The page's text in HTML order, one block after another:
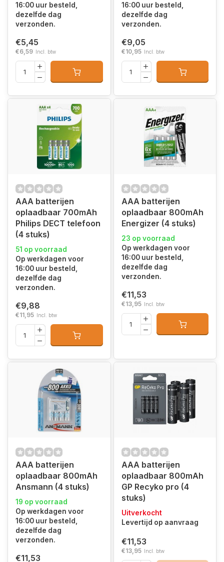
16:00 uur besteld,
dezelfde dag
verzonden.
€5,45
€6,59 Incl. btw
16:00 uur besteld,
dezelfde dag
verzonden.
€9,05
€10,95 Incl. btw
AAA batterijen
oplaadbaar 700mAh
Philips DECT telefoon
(4 stuks)
51 op voorraad
Op werkdagen voor
16:00 uur besteld,
dezelfde dag
verzonden.
€9,88
€11,95 Incl. btw
AAA batterijen
oplaadbaar 800mAh
Energizer (4 stuks)
23 op voorraad
Op werkdagen voor
16:00 uur besteld,
dezelfde dag
verzonden.
€11,53
€13,95 Incl. btw
AAA batterijen
oplaadbaar 800mAh
Ansmann (4 stuks)
19 op voorraad
Op werkdagen voor
16:00 uur besteld,
dezelfde dag
verzonden.
€11,53
AAA batterijen
oplaadbaar 800mAh
GP Recyko pro (4
stuks)
Uitverkocht
Levertijd op aanvraag
€11,53
€13,95 Incl. btw